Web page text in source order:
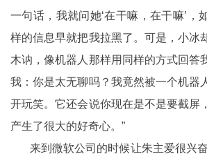
一句话，我就问她‘在干嘛，在干嘛’，
样的信息早就把我拉黑了。可是，小冰
木讷，像机器人那样用同样的方式回答
我：你是太无聊吗？我竟然被一个机器
开玩笑。它还会说你现在是不是要截屏
产生了很大的好奇心。”
来到微软公司的时候让朱主爱很兴奋